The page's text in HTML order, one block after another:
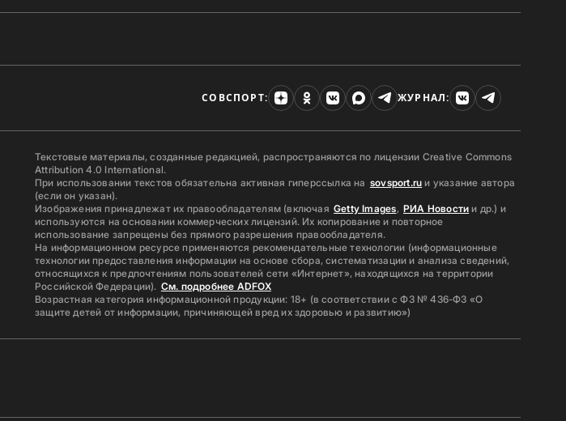
СОВСПОРТ: ЖУРНАЛ:
Текстовые материалы, созданные редакцией, распространяются по лицензии Creative Commons
Attribution 4.0 International.
При использовании текстов обязательна активная гиперссылка на sovsport.ru и указание автора
(если он указан).
Изображения принадлежат их правообладателям (включая Getty Images, РИА Новости и др.) и
используются на основании коммерческих лицензий. Их копирование и повторное
использование запрещены без прямого разрешения правообладателя.
На информационном ресурсе применяются рекомендательные технологии (информационные
технологии предоставления информации на основе сбора, систематизации и анализа сведений,
относящихся к предпочтениям пользователей сети «Интернет», находящихся на территории
Российской Федерации). См. подробнее ADFOX
Возрастная категория информационной продукции: 18+ (в соответствии с ФЗ № 436-ФЗ «О
защите детей от информации, причиняющей вред их здоровью и развитию»)